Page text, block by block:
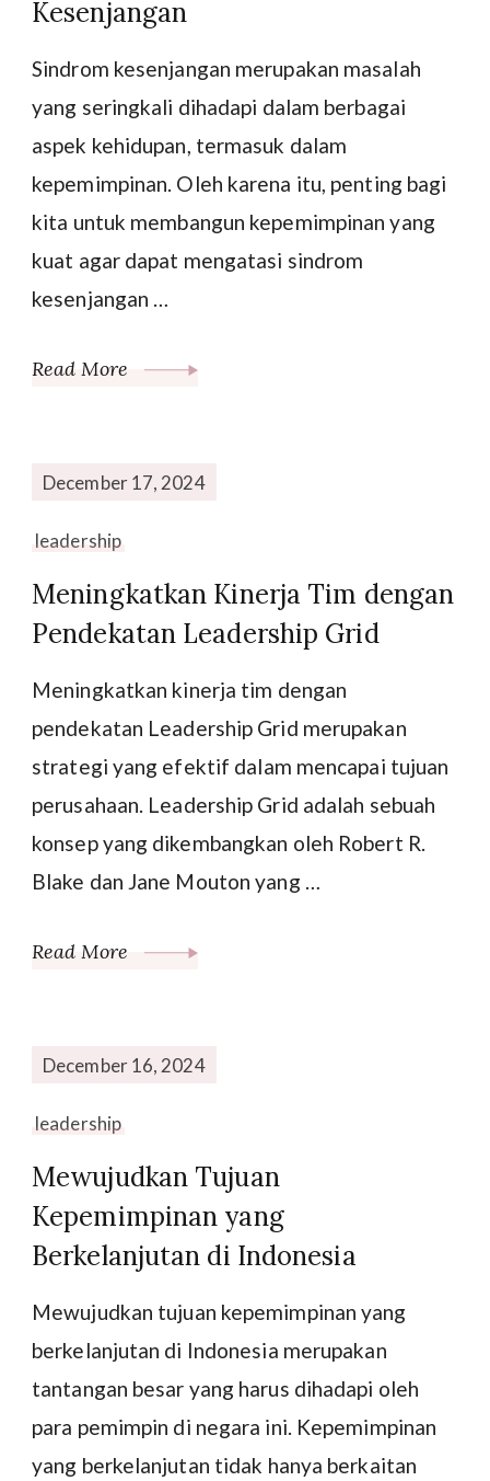
Kesenjangan
Sindrom kesenjangan merupakan masalah
yang seringkali dihadapi dalam berbagai
aspek kehidupan, termasuk dalam
kepemimpinan. Oleh karena itu, penting bagi
kita untuk membangun kepemimpinan yang
kuat agar dapat mengatasi sindrom
kesenjangan …
Read More
December 17, 2024
leadership
Meningkatkan Kinerja Tim dengan
Pendekatan Leadership Grid
Meningkatkan kinerja tim dengan
pendekatan Leadership Grid merupakan
strategi yang efektif dalam mencapai tujuan
perusahaan. Leadership Grid adalah sebuah
konsep yang dikembangkan oleh Robert R.
Blake dan Jane Mouton yang …
Read More
December 16, 2024
leadership
Mewujudkan Tujuan
Kepemimpinan yang
Berkelanjutan di Indonesia
Mewujudkan tujuan kepemimpinan yang
berkelanjutan di Indonesia merupakan
tantangan besar yang harus dihadapi oleh
para pemimpin di negara ini. Kepemimpinan
yang berkelanjutan tidak hanya berkaitan